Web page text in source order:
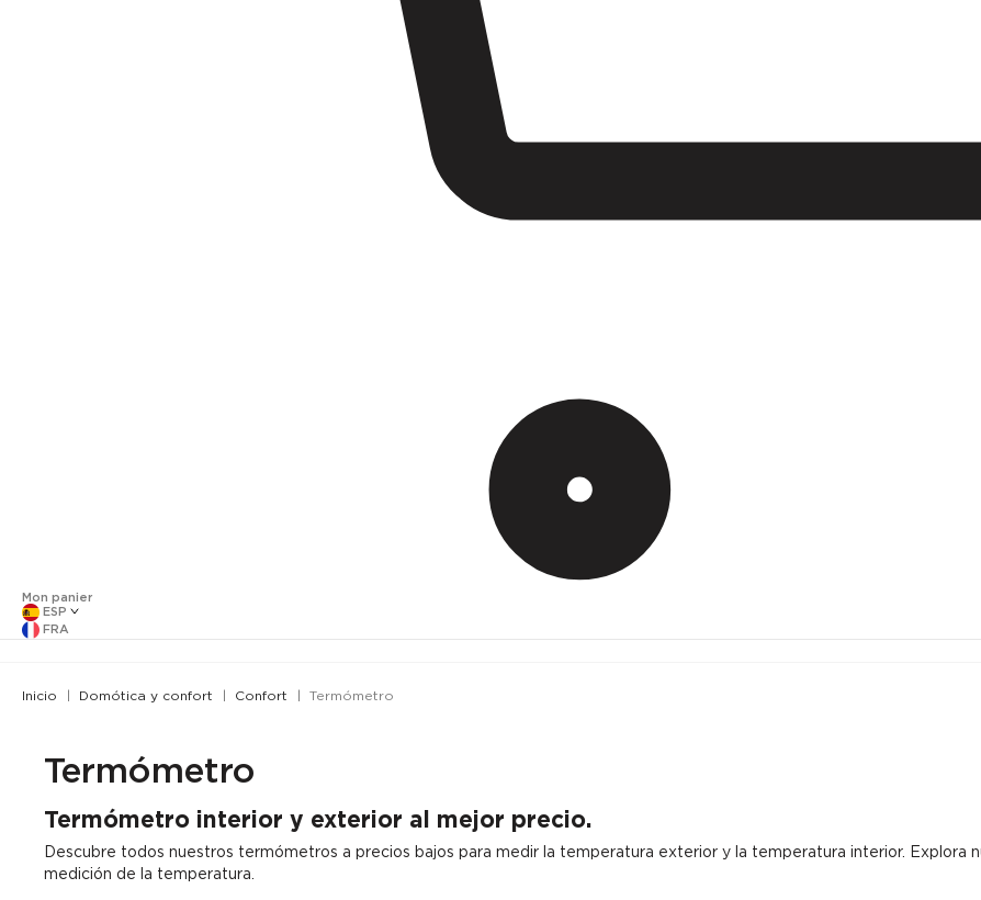
Mon panier
ESP
FRA
Inicio Domótica y confort Confort Termómetro
Termómetro
Termómetro interior y exterior al mejor precio.
Descubre todos nuestros termómetros a precios bajos para medir la temperatura exterior y la temperatura interior. Explora
medición de la temperatura.